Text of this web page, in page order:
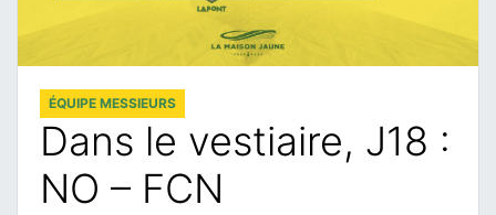
ÉQUIPE MESSIEURS
Dans le vestiaire, J18 :
NO – FCN